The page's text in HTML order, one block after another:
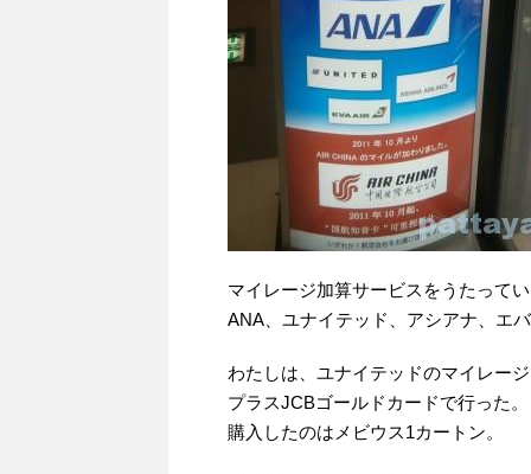
マイレージ加算サービスをうたって
ANA、ユナイテッド、アシアナ、エ
わたしは、ユナイテッドのマイレー
プラスJCBゴールドカードで行った。
購入したのはメビウス1カートン。